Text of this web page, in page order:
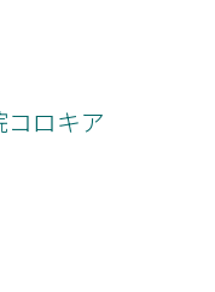
ロキア